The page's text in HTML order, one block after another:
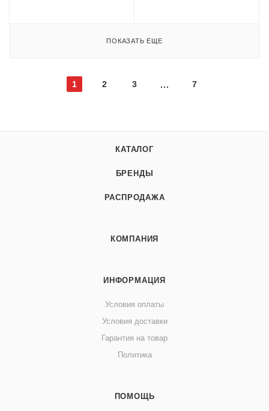
ПОКАЗАТЬ ЕЩЕ
1 2 3 7
КАТАЛОГ
БРЕНДЫ
РАСПРОДАЖА
КОМПАНИЯ
ИНФОРМАЦИЯ
Условия оплаты
Условия доставки
Гарантия на товар
Политика
ПОМОЩЬ